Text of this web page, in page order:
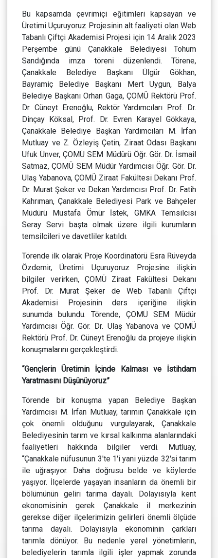
Bu kapsamda çevrimiçi eğitimleri kapsayan ve
Üretimi Uçuruyoruz Projesinin alt faaliyeti olan Web
Tabanlı Çiftçi Akademisi Projesi için 14 Aralık 2023
Perşembe günü Çanakkale Belediyesi Tohum
Sandığında imza töreni düzenlendi. Törene,
Çanakkale Belediye Başkanı Ülgür Gökhan,
Bayramiç Belediye Başkanı Mert Uygun, Balya
Belediye Başkanı Orhan Gaga, ÇOMÜ Rektörü Prof.
Dr. Cüneyt Erenoğlu, Rektör Yardımcıları Prof. Dr.
Dinçay Köksal, Prof. Dr. Evren Karayel Gökkaya,
Çanakkale Belediye Başkan Yardımcıları M. İrfan
Mutluay ve Z. Özleyiş Çetin, Ziraat Odası Başkanı
Ufuk Ünver, ÇOMÜ SEM Müdürü Öğr. Gör. Dr. İsmail
Satmaz, ÇOMÜ SEM Müdür Yardımcısı Öğr. Gör. Dr.
Ulaş Yabanova, ÇOMÜ Ziraat Fakültesi Dekanı Prof.
Dr. Murat Şeker ve Dekan Yardımcısı Prof. Dr. Fatih
Kahrıman, Çanakkale Belediyesi Park ve Bahçeler
Müdürü Mustafa Ömür İstek, GMKA Temsilcisi
Seray Servi başta olmak üzere ilgili kurumların
temsilcileri ve davetliler katıldı.
Törende ilk olarak Proje Koordinatörü Esra Rüveyda
Özdemir, Üretimi Uçuruyoruz Projesine ilişkin
bilgiler verirken, ÇOMÜ Ziraat Fakültesi Dekanı
Prof. Dr. Murat Şeker de Web Tabanlı Çiftçi
Akademisi Projesinin ders içeriğine ilişkin
sunumda bulundu. Törende, ÇOMÜ SEM Müdür
Yardımcısı Öğr. Gör. Dr. Ulaş Yabanova ve ÇOMÜ
Rektörü Prof. Dr. Cüneyt Erenoğlu da projeye ilişkin
konuşmalarını gerçekleştirdi.
“Gençlerin Üretimin İçinde Kalması ve İstihdam
Yaratmasını Düşünüyoruz”
Törende bir konuşma yapan Belediye Başkan
Yardımcısı M. İrfan Mutluay, tarımın Çanakkale için
çok önemli olduğunu vurgulayarak, Çanakkale
Belediyesinin tarım ve kırsal kalkınma alanlarındaki
faaliyetleri hakkında bilgiler verdi. Mutluay,
“Çanakkale nüfusunun 3'te 1'i yani yüzde 32'si tarım
ile uğraşıyor. Daha doğrusu belde ve köylerde
yaşıyor. İlçelerde yaşayan insanların da önemli bir
bölümünün geliri tarıma dayalı. Dolayısıyla kent
ekonomisinin gerek Çanakkale il merkezinin
gerekse diğer ilçelerimizin gelirleri önemli ölçüde
tarıma dayalı. Dolayısıyla ekonominin çarkları
tarımla dönüyor. Bu nedenle yerel yönetimlerin,
belediyelerin tarımla ilgili işler yapmak zorunda